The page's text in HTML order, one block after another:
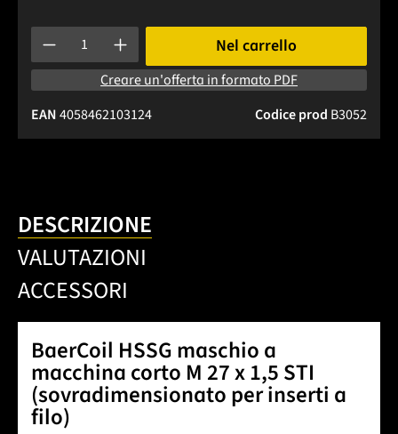
Quantità del prodotto: inserisci la quantità desiderata o
Nel carrello
Creare un'offerta in formato PDF
Codice prod B3052
EAN4058462103124
DESCRIZIONE
VALUTAZIONI
ACCESSORI
BaerCoil HSSG maschio a
macchina corto M 27 x 1,5 STI
(sovradimensionato per inserti a
filo)